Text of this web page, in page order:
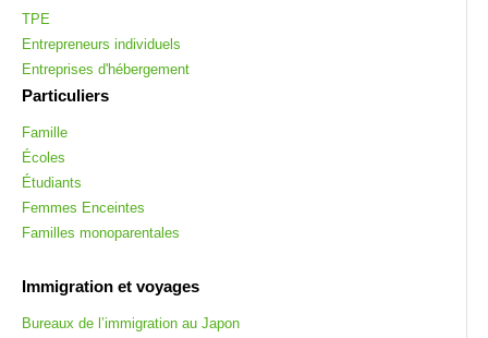
TPE
Entrepreneurs individuels
Entreprises d'hébergement
Particuliers
Famille
Écoles
Étudiants
Femmes Enceintes
Familles monoparentales
Immigration et voyages
Bureaux de l’immigration au Japon